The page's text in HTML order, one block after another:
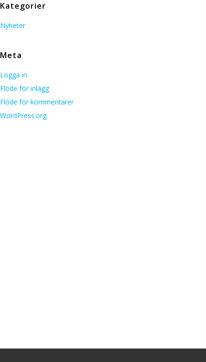
Kategorier
Nyheter
Meta
Logga in
Flöde för inlägg
Flöde för kommentarer
WordPress.org